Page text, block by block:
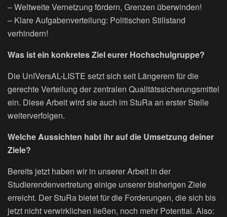
– Weltweite Vernetzung fördern, Grenzen überwinden!
– Klare Aufgabenverteilung: Politischen Stillstand
verhindern!
Was ist ein konkretes Ziel eurer Hochschulgruppe?
Die UnIVersAL-LISTE setzt sich seit Längerem für die
gerechte Verteilung der zentralen Qualitätssicherungsmittel
ein. Diese Arbeit wird sie auch im StuRa an erster Stelle
weiterverfolgen.
Welche Aussichten habt ihr auf die Umsetzung deiner
Ziele?
Bereits jetzt haben wir in unserer Arbeit in der
Studierendenvertretung einige unserer bisherigen Ziele
erreicht. Der StuRa bietet für die Forderungen, die sich bis
jetzt nicht verwirklichen ließen, noch mehr Potential. Also: